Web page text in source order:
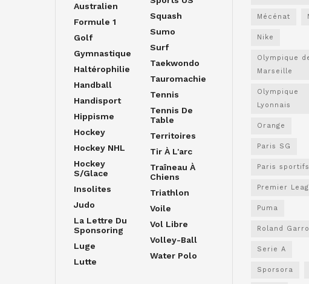
Australien
Formule 1
Golf
Gymnastique
Haltérophilie
Handball
Handisport
Hippisme
Hockey
Hockey NHL
Hockey
S/glace
Insolites
Judo
La Lettre Du
Sponsoring
Luge
Lutte
Squash
Sumo
Surf
Taekwondo
Tauromachie
Tennis
Tennis De
Table
Territoires
Tir À L'arc
Traîneau À
Chiens
Triathlon
Voile
Vol Libre
Volley-Ball
Water Polo
Mécénat
Nike
Olympique
Marseille
Olympique
Lyonnais
Orange
Paris SG
Paris sportifs
Premier
Puma
Roland
Serie A
Sporsora